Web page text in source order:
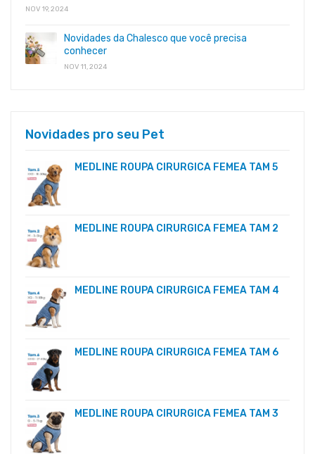
NOV 19, 2024
Novidades da Chalesco que você precisa
conhecer
NOV 11, 2024
Novidades pro seu Pet
MEDLINE ROUPA CIRURGICA FEMEA TAM 5
MEDLINE ROUPA CIRURGICA FEMEA TAM 2
MEDLINE ROUPA CIRURGICA FEMEA TAM 4
MEDLINE ROUPA CIRURGICA FEMEA TAM 6
MEDLINE ROUPA CIRURGICA FEMEA TAM 3